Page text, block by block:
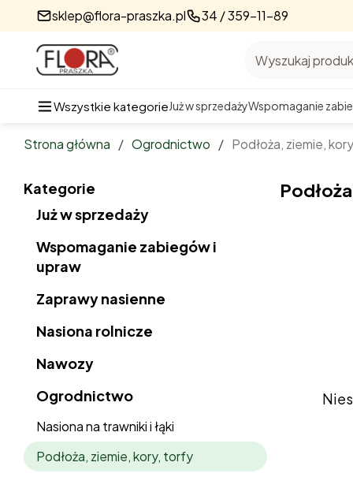
sklep@flora-praszka.pl 34 / 359-11-89
Wszystkie kategorieJuż w sprzedażyWspomaganie
Strona główna / Ogrodnictwo / Podłoża, ziemie,
Kategorie
Już w sprzedaży
Wspomaganie zabiegów i
upraw
Zaprawy nasienne
Nasiona rolnicze
Nawozy
Ogrodnictwo
Nasiona na trawniki i łąki
Podłoża, ziemie, kory, torfy